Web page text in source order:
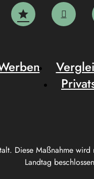
Diese Maßnahme
Landtag